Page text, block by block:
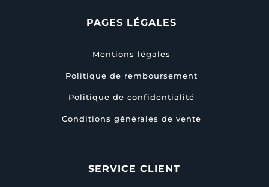
PAGES LÉGALES
Mentions légales
Politique de remboursement
Politique de confidentialité
Conditions générales de vente
SERVICE CLIENT